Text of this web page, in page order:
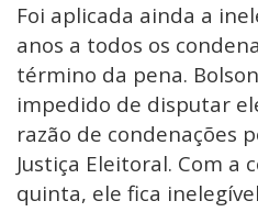
Foi aplicada ainda a
anos a todos os
término da pena.
impedido de disputar
razão de condenações
Justiça Eleitoral. Com a
quinta, ele fica